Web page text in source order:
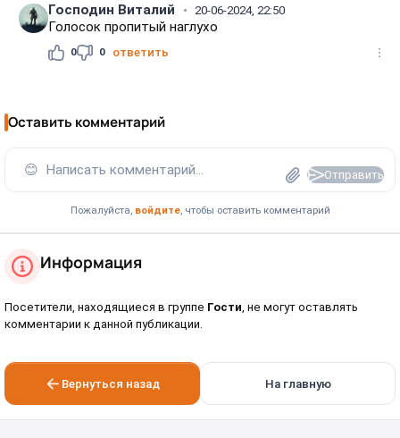
Господин Виталий 20-06-2024, 22:50
Голосок пропитый наглухо
0 0 ответить
Оставить комментарий
😊 Написать комментарий... Отправить
Пожалуйста, войдите, чтобы оставить комментарий
Информация
Посетители, находящиеся в группе Гости, не могут оставлять
комментарии к данной публикации.
Вернуться назад На главную